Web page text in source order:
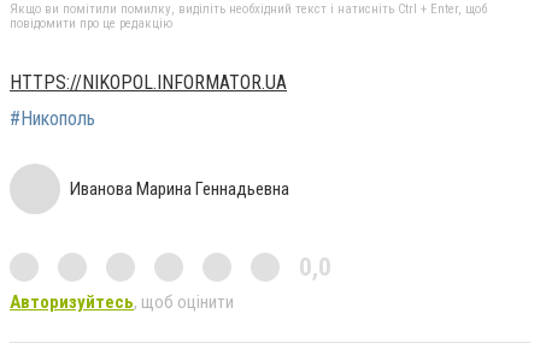
Якщо ви помітили помилку, виділіть необхідний текст і натисніть Ctrl + Enter, щоб
повідомити про це редакцію
HTTPS://NIKOPOL.INFORMATOR.UA
#Никополь
Иванова Марина Геннадьевна
0,0
Авторизуйтесь, щоб оцінити